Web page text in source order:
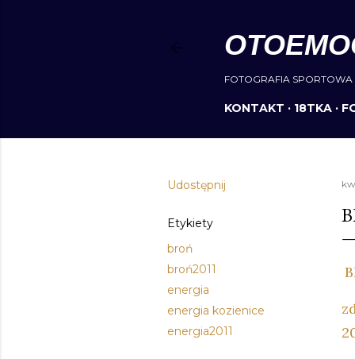
FOTOGRAFIA
KONTAKT 18TKA
Udostępnij
Etykiety
broń
broń2011
energia
energia kozienice
energia2011